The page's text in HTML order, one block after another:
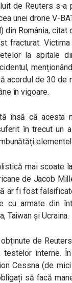
de Reuters s-a
unei drone V-
din România,
fracturat.
la spitale
acordul de 30 de
în vigoare.
însă că acesta
în trecut un
mai scoate
de Jacob
ar fi fost
cu armate din
Taiwan și Ucraina.
de
testelor interne.
Cessna (de
să facă